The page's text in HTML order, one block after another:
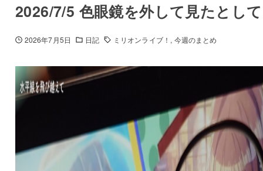
2026/7/5 色眼鏡を外して見たとし
2026年7月5日 日記 ミリオンライブ！ 今週のまとめ